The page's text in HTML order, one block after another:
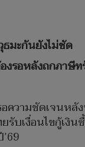
ธมะกันยังไม่ชัด
องรอหลังถกภาษี
วามชัดเจนห
เงื่อนไขกู้เงิ